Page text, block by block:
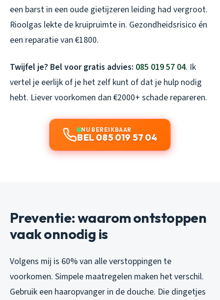
een barst in een oude gietijzeren leiding had vergroot.
Rioolgas lekte de kruipruimte in. Gezondheidsrisico én
een reparatie van €1800.
Twijfel je? Bel voor gratis advies: 085 019 57 04. Ik
vertel je eerlijk of je het zelf kunt of dat je hulp nodig
hebt. Liever voorkomen dan €2000+ schade repareren.
NU BEREIKBAAR
BEL 085 019 57 04
Preventie: waarom ontstoppen
vaak onnodig is
Volgens mij is 60% van alle verstoppingen te
voorkomen. Simpele maatregelen maken het verschil.
Gebruik een haaropvanger in de douche. Die dingetjes